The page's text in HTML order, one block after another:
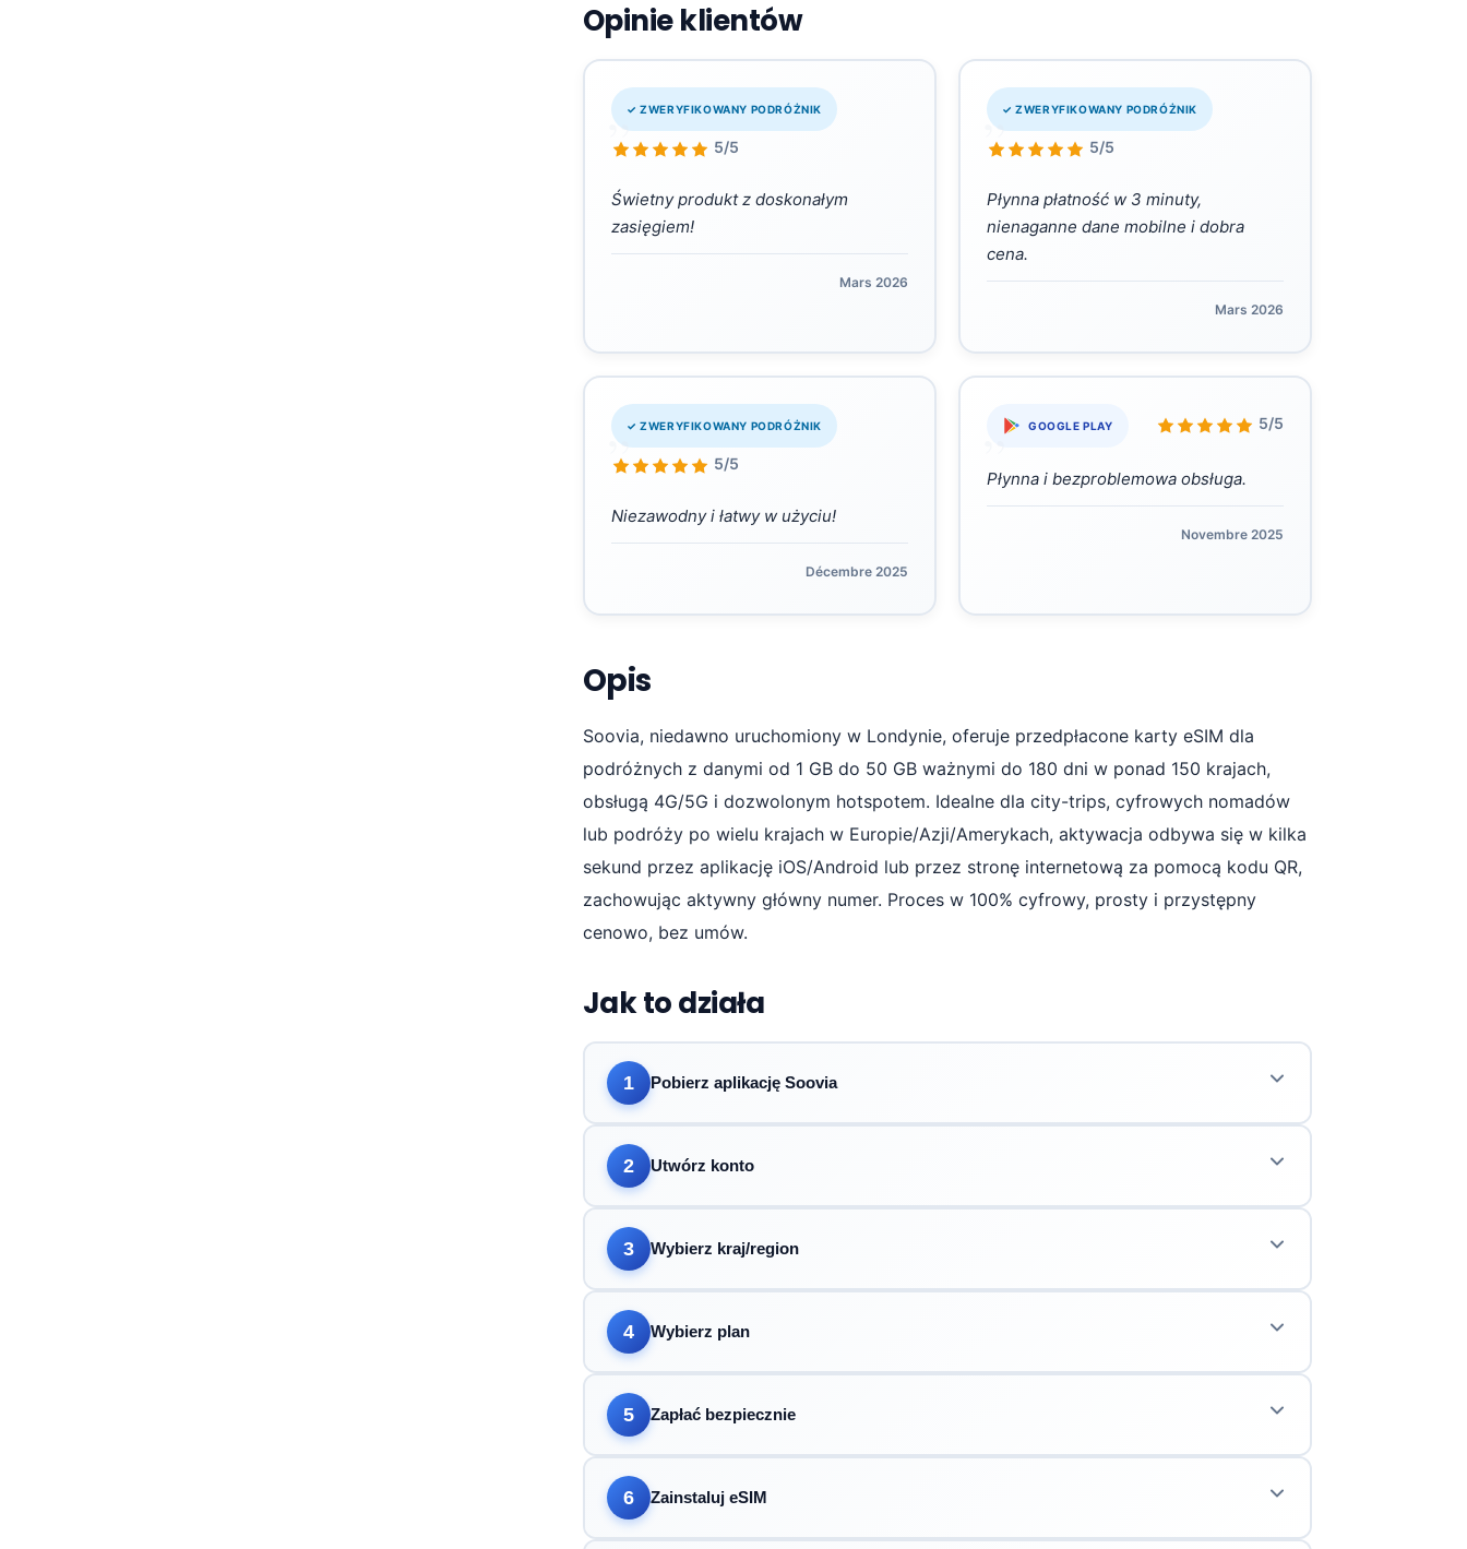
Opinie klientów
✓ ZWERYFIKOWANY PODRÓŻNIK
5/5
„
Świetny produkt z doskonałym
zasięgiem!
Mars 2026
✓ ZWERYFIKOWANY PODRÓŻNIK
5/5
„
Płynna płatność w 3 minuty,
nienaganne dane mobilne i dobra
cena.
Mars 2026
✓ ZWERYFIKOWANY PODRÓŻNIK
5/5
„
Niezawodny i łatwy w użyciu!
Décembre 2025
GOOGLE PLAY 5/5
„
Płynna i bezproblemowa obsługa.
Novembre 2025
Opis
Soovia, niedawno uruchomiony w Londynie, oferuje przedpłacone karty eSIM dla
podróżnych z danymi od 1 GB do 50 GB ważnymi do 180 dni w ponad 150 krajach,
obsługą 4G/5G i dozwolonym hotspotem. Idealne dla city-trips, cyfrowych nomadów
lub podróży po wielu krajach w Europie/Azji/Amerykach, aktywacja odbywa się w kilka
sekund przez aplikację iOS/Android lub przez stronę internetową za pomocą kodu QR,
zachowując aktywny główny numer. Proces w 100% cyfrowy, prosty i przystępny
cenowo, bez umów.
Jak to działa
1 Pobierz aplikację Soovia
2 Utwórz konto
3 Wybierz kraj/region
4 Wybierz plan
5 Zapłać bezpiecznie
6 Zainstaluj eSIM